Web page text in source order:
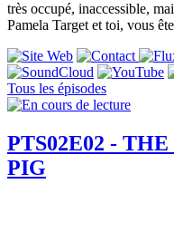
très occupé, inaccessible,
Pamela Target et toi, vous
Tous les épisodes
PTS02E02 -
PIG